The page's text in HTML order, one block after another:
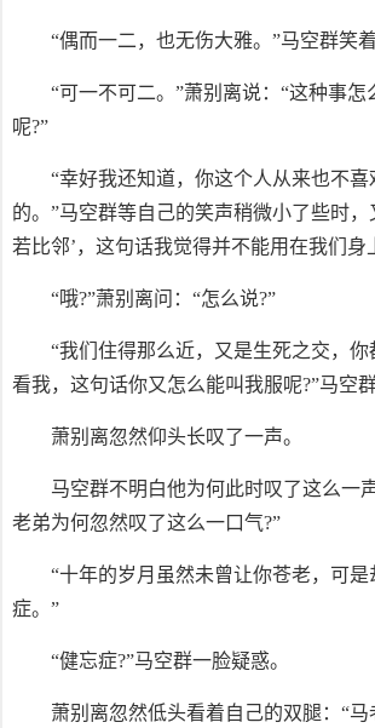
“偶而一二，也无伤大雅。”马空群笑
“可一不可二。”萧别离说：“这种事怎
呢?”
“幸好我还知道，你这个人从来也不喜
的。”马空群等自己的笑声稍微小了些时，
若比邻’，这句话我觉得并不能用在我们身
“哦?”萧别离问：“怎么说?”
“我们住得那么近，又是生死之交，
看我，这句话你又怎么能叫我服呢?”马空群
萧别离忽然仰头长叹了一声。
马空群不明白他为何此时叹了这么一
老弟为何忽然叹了这么一口气?”
“十年的岁月虽然未曾让你苍老，可
症。”
“健忘症?”马空群一脸疑惑。
萧别离忽然低头看着自己的双腿：“